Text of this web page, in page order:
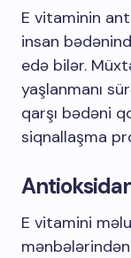
E vitaminin
insan
edə bilər.
yaşlanmanı
qarşı bədəni
siqnallaşma
E vitamini